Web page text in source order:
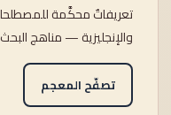
تعريفاتٌ محكَّمة للمصطلحات
والإنجليزية — مناهج
تصفّح المعجم